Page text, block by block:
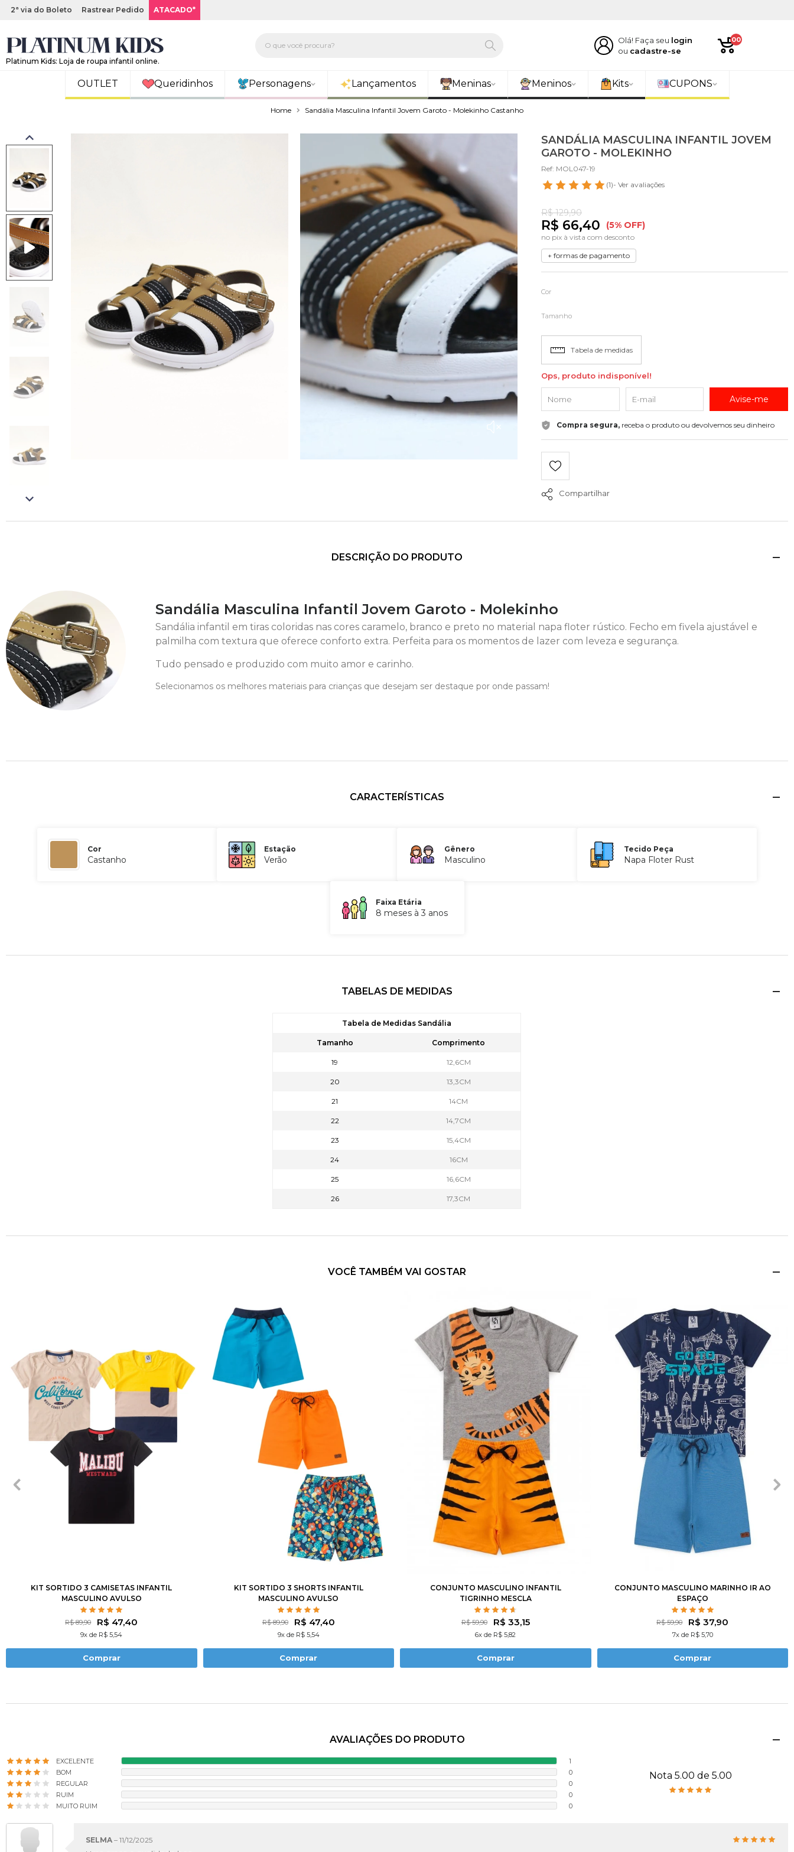
2ª via do Boleto Rastrear Pedido ATACADO*
Platinum Kids: Loja de roupa infantil online.
Olá! Faça seu login
ou cadastre-se
00
OUTLET Queridinhos Personagens Lançamentos Meninas Meninos Kits CUPONS
Home Sandália Masculina Infantil Jovem Garoto - Molekinho Castanho
SANDÁLIA MASCULINA INFANTIL JOVEM
GAROTO - MOLEKINHO
Ref: MOL047-19
(1)- Ver avaliações
R$ 129,90
R$ 66,40 (5% OFF)
no pix à vista com desconto
+ formas de pagamento
Cor
Tamanho
Tabela de medidas
Ops, produto indisponível!
Avise-me
Compra segura, receba o produto ou devolvemos seu dinheiro
Compartilhar
DESCRIÇÃO DO PRODUTO
Sandália Masculina Infantil Jovem Garoto - Molekinho
Sandália infantil em tiras coloridas nas cores caramelo, branco e preto no material napa floter rústico. Fecho em fivela ajustável e
palmilha com textura que oferece conforto extra. Perfeita para os momentos de lazer com leveza e segurança.
Tudo pensado e produzido com muito amor e carinho.
Selecionamos os melhores materiais para crianças que desejam ser destaque por onde passam!
CARACTERÍSTICAS
Cor
Castanho
Estação
Verão
Gênero
Masculino
Tecido Peça
Napa Floter Rust
Faixa Etária
8 meses à 3 anos
TABELAS DE MEDIDAS
Tabela de Medidas Sandália
Tamanho Comprimento
19 12,6CM
20 13,3CM
21 14CM
22 14,7CM
23 15,4CM
24 16CM
25 16,6CM
26 17,3CM
VOCÊ TAMBÉM VAI GOSTAR
KIT SORTIDO 3 CAMISETAS INFANTIL
MASCULINO AVULSO
R$ 89,90 R$ 47,40
9x de R$ 5,54
Comprar
8 10
KIT SORTIDO 3 SHORTS INFANTIL
MASCULINO AVULSO
R$ 89,90 R$ 47,40
9x de R$ 5,54
Comprar
CONJUNTO MASCULINO INFANTIL
TIGRINHO MESCLA
R$ 59,90 R$ 33,15
6x de R$ 5,82
Comprar
CONJUNTO MASCULINO MARINHO IR AO
ESPAÇO
R$ 59,90 R$ 37,90
7x de R$ 5,70
Comprar
AVALIAÇÕES DO PRODUTO
EXCELENTE
1
BOM
0
REGULAR
0
RUIM
0
MUITO RUIM
0
Nota 5.00 de 5.00
SELMA – 11/12/2025